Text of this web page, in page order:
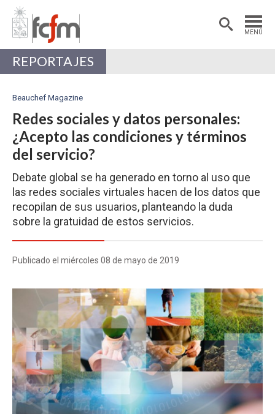
MENÚ
Estudiantes
Académicas/os
REPORTAJES
Beauchef Magazine
Redes sociales y datos personales:
¿Acepto las condiciones y términos
del servicio?
Debate global se ha generado en torno al uso que
las redes sociales virtuales hacen de los datos que
recopilan de sus usuarios, planteando la duda
sobre la gratuidad de estos servicios.
Publicado el miércoles 08 de mayo de 2019